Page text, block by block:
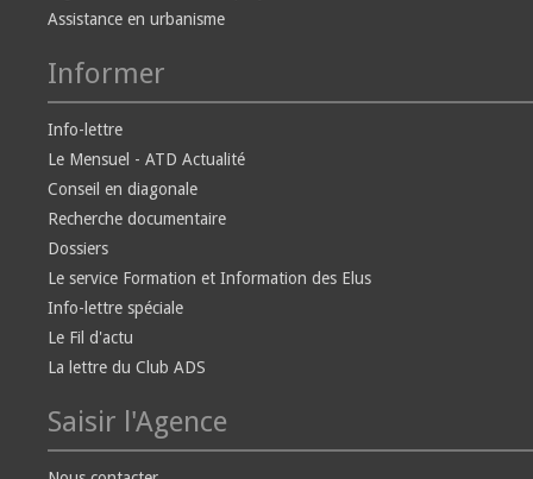
Assistance en urbanisme
Informer
Info-lettre
Le Mensuel - ATD Actualité
Conseil en diagonale
Recherche documentaire
Dossiers
Le service Formation et Information des Elus
Info-lettre spéciale
Le Fil d'actu
La lettre du Club ADS
Saisir l'Agence